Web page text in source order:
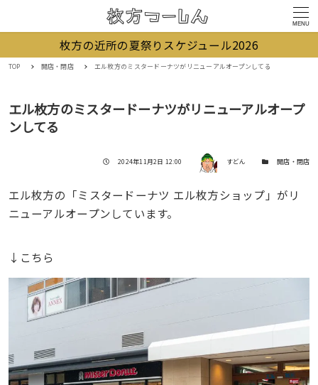
MENU
枚方の近所の夏祭りスケジュール2026
TOP 開店・閉店 エル枚方のミスタードーナツがリニューアルオープンしてる
エル枚方のミスタードーナツがリニューアルオープ
ンしてる
投稿日
2024年11月2日 12:00 著者 すどん カテゴリー開店・閉店
エル枚方の「ミスタードーナツ エル枚方ショップ」がリ
ニューアルオープンしています。
↓こちら